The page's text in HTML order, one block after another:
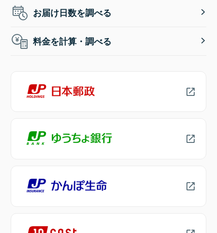
お届け日数を調べる
料金を計算・調べる